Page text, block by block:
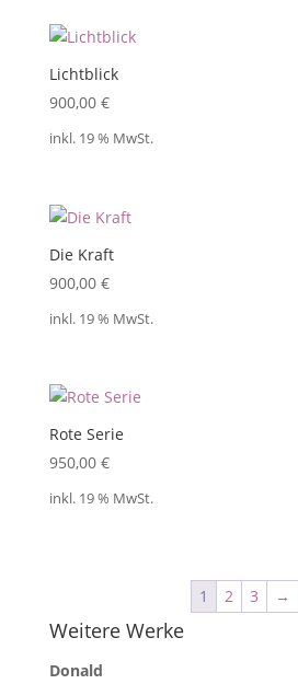
Lichtblick
900,00 €
inkl. 19 % MwSt.
Die Kraft
900,00 €
inkl. 19 % MwSt.
Rote Serie
950,00 €
inkl. 19 % MwSt.
1 2 3 →
Weitere Werke
Donald